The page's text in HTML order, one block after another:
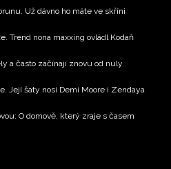
Pokud souhlasíte se
Extra s.r.o., zaškrtněte toto pole.
Už dávno ho máte ve skříni
Trend nona maxxing ovládl Kodaň
a často začínají znovu od nuly
Její šaty nosí Demi Moore i Zendaya
O domově, který zraje s časem